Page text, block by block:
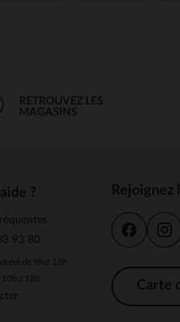
RETROUVEZ LES
MAGASINS
?
93 80
de 9h à 18h
à 18h
Rejoignez
Carte